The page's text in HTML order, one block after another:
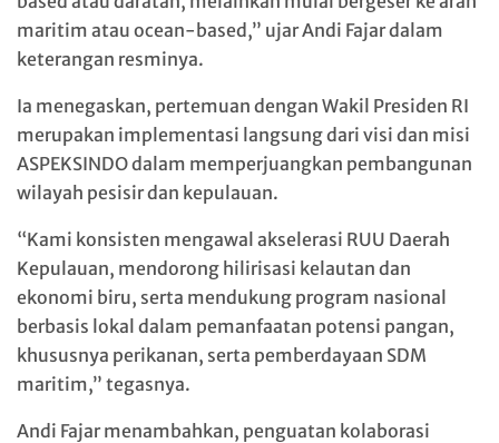
maritim atau ocean-based,” ujar Andi Fajar dalam
keterangan resminya.
Ia menegaskan, pertemuan dengan Wakil Presiden RI
merupakan implementasi langsung dari visi dan misi
ASPEKSINDO dalam memperjuangkan pembangunan
wilayah pesisir dan kepulauan.
“Kami konsisten mengawal akselerasi RUU Daerah
Kepulauan, mendorong hilirisasi kelautan dan
ekonomi biru, serta mendukung program nasional
berbasis lokal dalam pemanfaatan potensi pangan,
khususnya perikanan, serta pemberdayaan SDM
maritim,” tegasnya.
Andi Fajar menambahkan, penguatan kolaborasi